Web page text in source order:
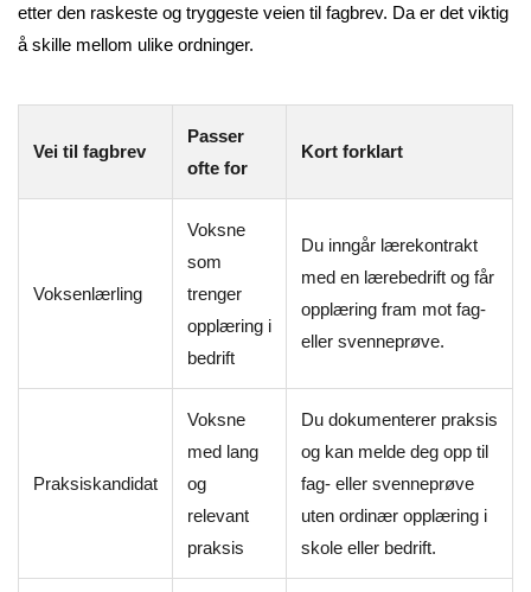
etter den raskeste og tryggeste veien til fagbrev. Da er det viktig
å skille mellom ulike ordninger.
Vei til fagbrev
Passer
ofte for
Kort forklart
Voksenlærling
Voksne
som
trenger
opplæring i
bedrift
Du inngår lærekontrakt
med en lærebedrift og får
opplæring fram mot fag-
eller svenneprøve.
Praksiskandidat
Voksne
med lang
og
relevant
praksis
Du dokumenterer praksis
og kan melde deg opp til
fag- eller svenneprøve
uten ordinær opplæring i
skole eller bedrift.